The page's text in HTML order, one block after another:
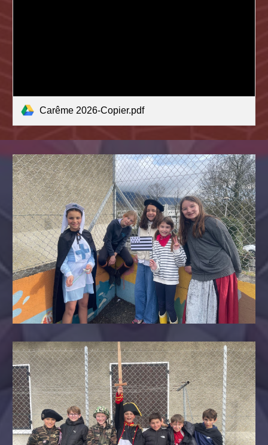
Carême 2026-Copier.pdf